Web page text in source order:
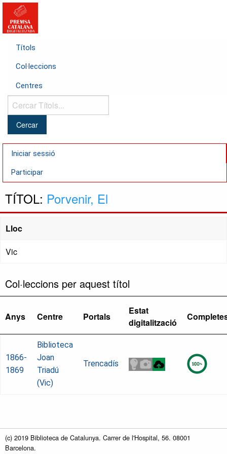
Títols
Col·leccions
Centres
Cercar
Títols...
Iniciar sessió
Participar
TÍTOL: Porvenir, El
Lloc
Vic
Col·leccions per aquest títol
Anys Centre Portals
Estat
digitalització
1866-
1869
Biblioteca
Joan
Triadú
(Vic)
Trencadís
(c) 2019 Biblioteca de Catalunya. Carrer de l'Hospital, 56. 08001
Barcelona.